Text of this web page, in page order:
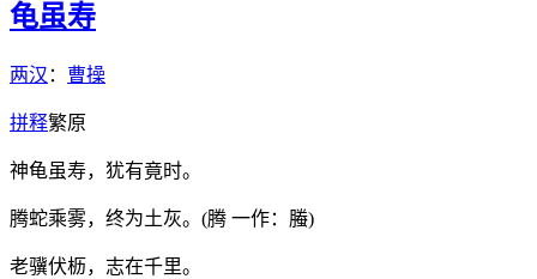
龟虽寿
两汉 ： 曹操
拼释繁原
神龟虽寿，犹有竟时。
腾蛇乘雾，终为土灰。(腾 一作：螣)
老骥伏枥，志在千里。